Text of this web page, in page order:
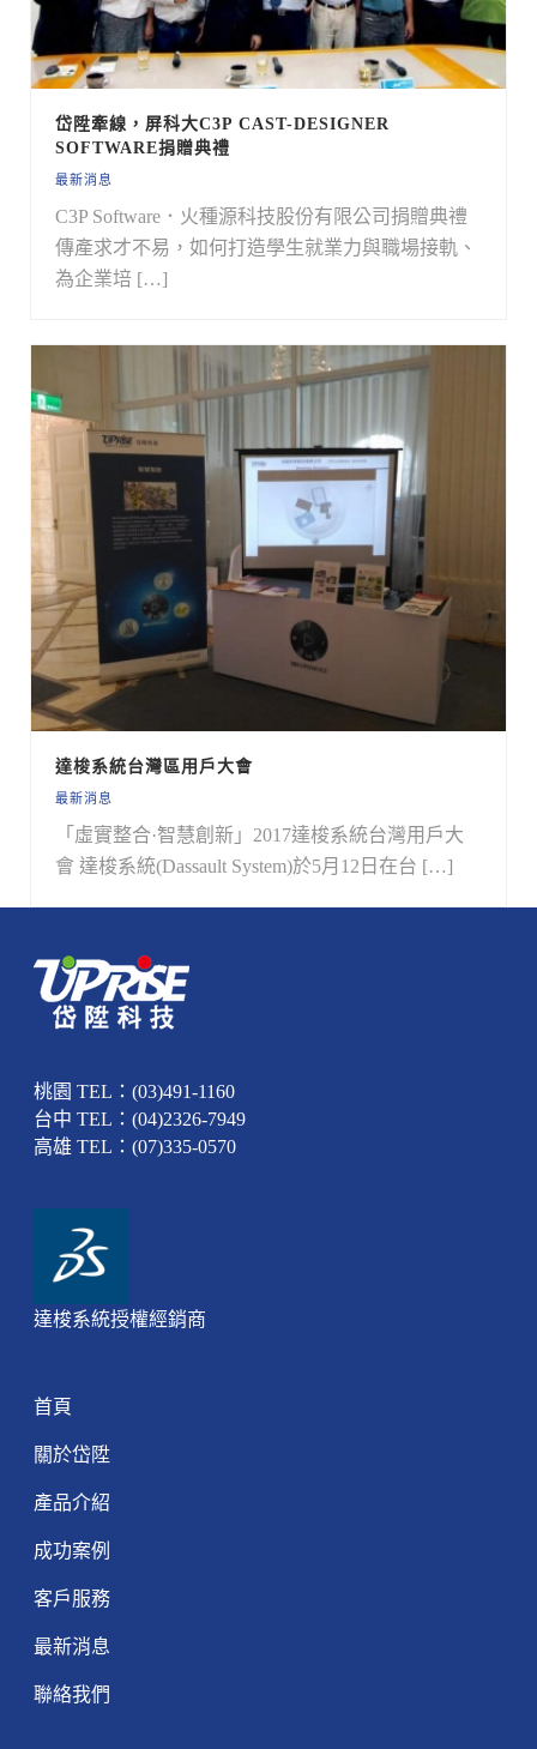
岱陞牽線，屏科大C3P CAST-DESIGNER
SOFTWARE捐贈典禮
最新消息
C3P Software．火種源科技股份有限公司捐贈典禮
傳產求才不易，如何打造學生就業力與職場接軌、
為企業培 […]
達梭系統台灣區用戶大會
最新消息
「虛實整合·智慧創新」2017達梭系統台灣用戶大
會 達梭系統(Dassault System)於5月12日在台 […]
桃園 TEL：(03)491-1160
台中 TEL：(04)2326-7949
高雄 TEL：(07)335-0570
達梭系統授權經銷商
首頁
關於岱陞
產品介紹
成功案例
客戶服務
最新消息
聯絡我們